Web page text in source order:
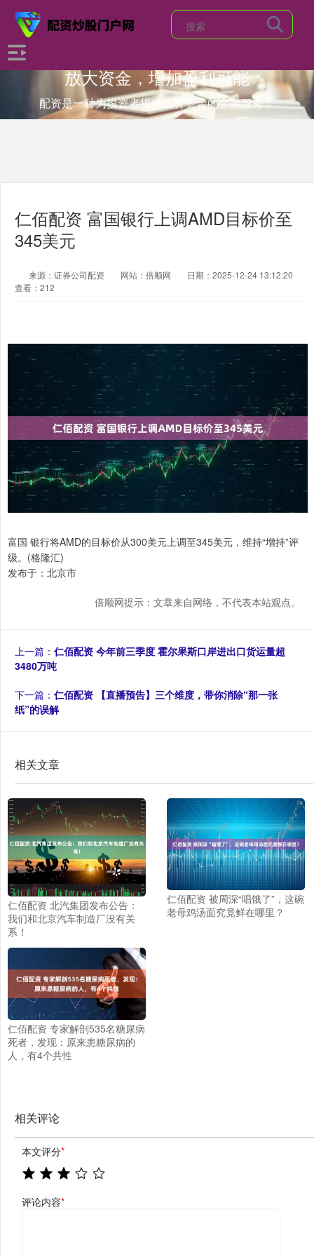
放大资金，增加盈利可能
配资是一种为投资者提供杠杆资金的金融服务！
仁佰配资 富国银行上调AMD目标价至
345美元
来源：证券公司配资 网站：倍顺网
日期：2025-12-24 13:12:20
查看：212
富国 银行将AMD的目标价从300美元上调至345美元，维持“增持”评
级。(格隆汇)
发布于：北京市
倍顺网提示：文章来自网络，不代表本站观点。
上一篇： 仁佰配资 今年前三季度 霍尔果斯口岸进出口货运量超
3480万吨
下一篇： 仁佰配资 【直播预告】三个维度，带你消除“那一张
纸”的误解
相关文章
仁佰配资 北汽集团发布公告：
我们和北京汽车制造厂没有关
系！
仁佰配资 被周深“唱饿了”，这碗
老母鸡汤面究竟鲜在哪里？
仁佰配资 专家解剖535名糖尿病
死者，发现：原来患糖尿病的
人，有4个共性
相关评论
本文评分*
评论内容*